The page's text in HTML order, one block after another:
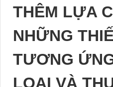
THÊM LỰA
NHỮNG
TƯƠNG
LOẠI VÀ